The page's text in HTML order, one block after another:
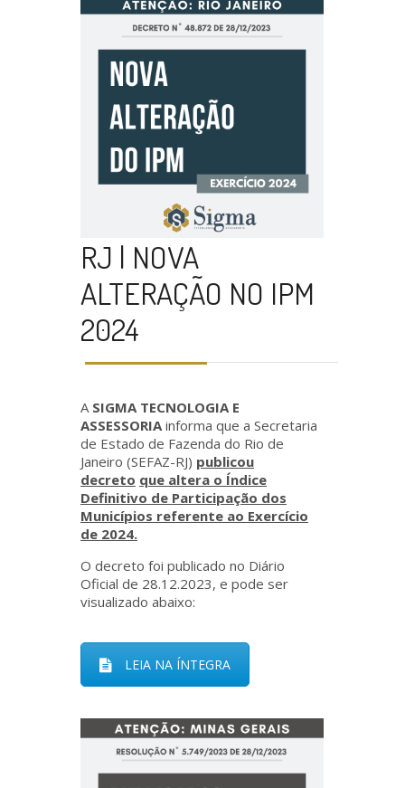
RJ | NOVA
ALTERAÇÃO NO IPM
2024
ASIGMA TECNOLOGIA E
ASSESSORIAinforma que a Secretaria
de Estado de Fazenda do Rio de
Janeiro (SEFAZ-RJ) publicou
decreto que altera o Índice
Definitivo de Participação dos
Municípios referente ao Exercício
de 2024.
O decreto foi publicado no Diário
Oficial de 28.12.2023, e pode ser
visualizado abaixo:
LEIA NA ÍNTEGRA